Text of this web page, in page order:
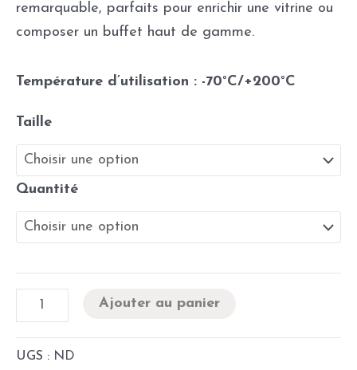
remarquable, parfaits pour enrichir une vitrine ou
composer un buffet haut de gamme.
Température d’utilisation : -70°C/+200°C
Taille
Quantité
Ajouter au panier
UGS : ND